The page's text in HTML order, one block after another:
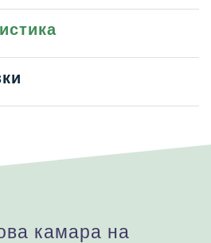
камара на